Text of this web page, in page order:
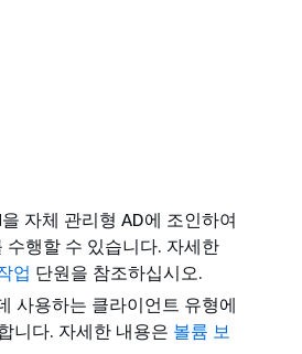
자체 관리형 AD에 조인하여
행할 수 있습니다. 자세한
업 단원을 참조하십시오.
사용하는 클라이언트 유형에
니다. 자세한 내용은 볼륨 보